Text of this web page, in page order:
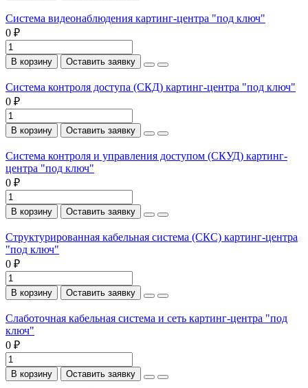
Система видеонаблюдения картинг-центра "под ключ"
0 ₽
В корзину Оставить заявку
Система контроля доступа (СКД) картинг-центра "под ключ"
0 ₽
В корзину Оставить заявку
Система контроля и управления доступом (СКУД) картинг-
центра "под ключ"
0 ₽
В корзину Оставить заявку
Структурированная кабельная система (СКС) картинг-центра
"под ключ"
0 ₽
В корзину Оставить заявку
Слаботочная кабельная система и сеть картинг-центра "под
ключ"
0 ₽
В корзину Оставить заявку